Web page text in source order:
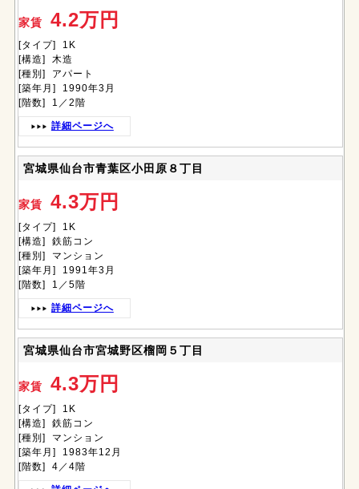
家賃 4.2万円
[タイプ] 1K
[構造] 木造
[種別] アパート
[築年月] 1990年3月
[階数] 1／2階
詳細ページへ
宮城県仙台市青葉区小田原８丁目
家賃 4.3万円
[タイプ] 1K
[構造] 鉄筋コン
[種別] マンション
[築年月] 1991年3月
[階数] 1／5階
詳細ページへ
宮城県仙台市宮城野区榴岡５丁目
家賃 4.3万円
[タイプ] 1K
[構造] 鉄筋コン
[種別] マンション
[築年月] 1983年12月
[階数] 4／4階